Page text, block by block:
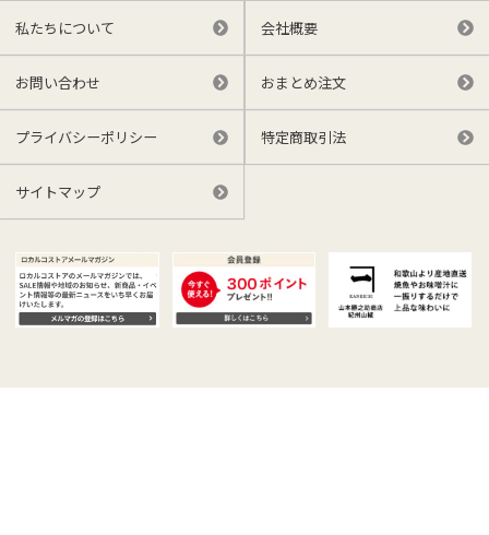
私たちについて 会社概要
お問い合わせ おまとめ注文
プライバシーポリシー 特定商取引法
サイトマップ